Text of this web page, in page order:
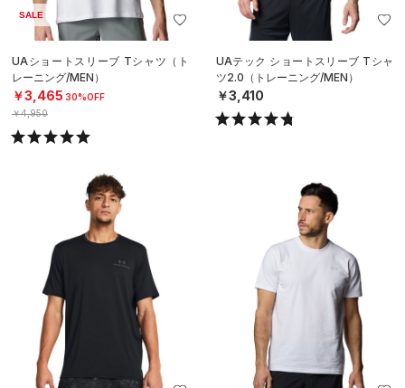
SALE
UAショートスリーブ Tシャツ（ト
レーニング/MEN）
￥3,465 30%OFF
￥4,950
UAテック ショートスリーブ Tシャ
ツ2.0（トレーニング/MEN）
￥3,410